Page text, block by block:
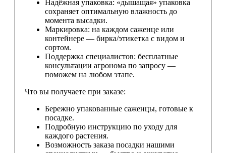
Надёжная упаковка: «дышащая» упаковка
сохраняет оптимальную влажность до
момента высадки.
Маркировка: на каждом саженце или
контейнере — бирка/этикетка с видом и
сортом.
Поддержка специалистов: бесплатные
консультации агронома по запросу —
поможем на любом этапе.
Что вы получаете при заказе:
Бережно упакованные саженцы, готовые к
посадке.
Подробную инструкцию по уходу для
каждого растения.
Возможность заказа посадки нашими